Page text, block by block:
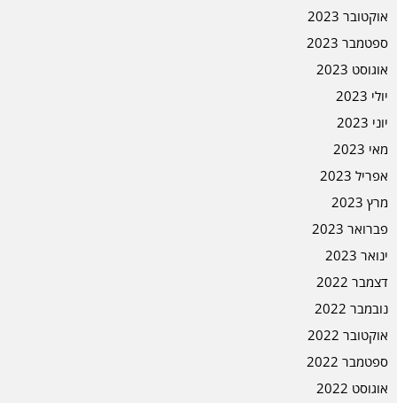
אוקטובר 2023
ספטמבר 2023
אוגוסט 2023
יולי 2023
יוני 2023
מאי 2023
אפריל 2023
מרץ 2023
פברואר 2023
ינואר 2023
דצמבר 2022
נובמבר 2022
אוקטובר 2022
ספטמבר 2022
אוגוסט 2022